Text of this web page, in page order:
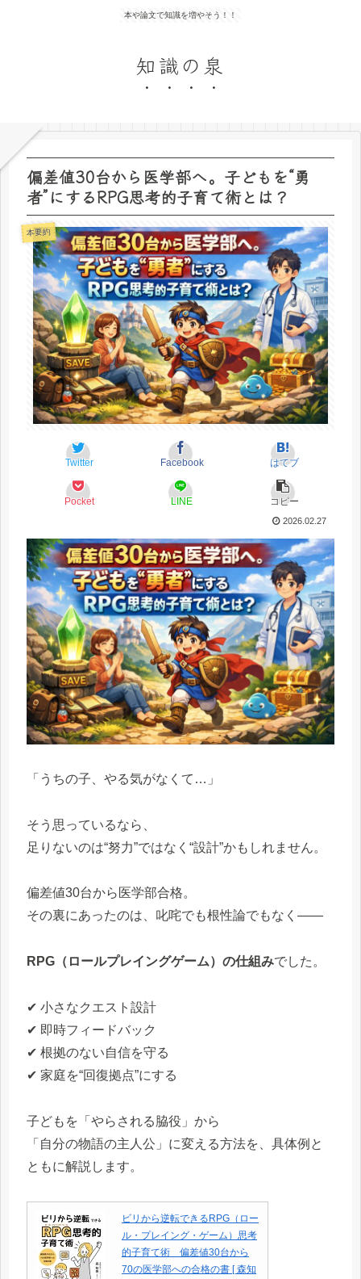
本や論文で知識を増やそう！！
知識の泉
偏差値30台から医学部へ。子どもを“勇
者”にするRPG思考的子育て術とは？
本要約
Twitter Facebook はてブ
Pocket LINE コピー
2026.02.27
「うちの子、やる気がなくて…」
そう思っているなら、
足りないのは“努力”ではなく“設計”かもしれません。
偏差値30台から医学部合格。
その裏にあったのは、叱咤でも根性論でもなく――
RPG（ロールプレイングゲーム）の仕組みでした。
✔ 小さなクエスト設計
✔ 即時フィードバック
✔ 根拠のない自信を守る
✔ 家庭を“回復拠点”にする
子どもを「やらされる脇役」から
「自分の物語の主人公」に変える方法を、具体例と
ともに解説します。
ビリから逆転できるRPG（ロー
ル・プレイング・ゲーム）思考
的子育て術 偏差値30台から
70の医学部への合格の書 [ 森知